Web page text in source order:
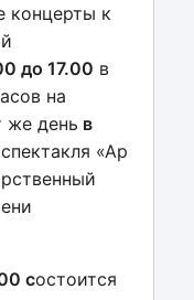
концерты к
до 17.00 в
на
же день в
«Ар
состоится